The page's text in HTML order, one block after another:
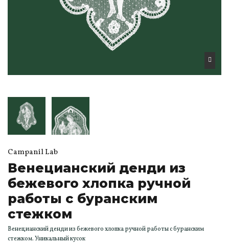
Campanil Lab
Венецианский денди из
бежевого хлопка ручной
работы с буранским
стежком
Венецианский денди из бежевого хлопка ручной работы с буранским
стежком. Уникальный кусок